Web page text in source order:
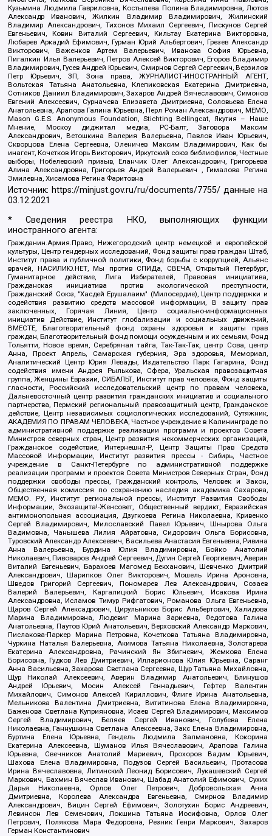
Кузьмина Людмила Гавриловна, Костылева Полина Владимировна, Лютов
Александр Иванович, Жилкин Владимир Владимирович, Жилинский
Владимир Александрович, Тихонов Михаил Сергеевич, Пискунов Сергей
Евгеньевич, Ковин Виталий Сергеевич, Кильтау Екатерина Викторовна,
Любарев Аркадий Ефимович, Гурман Юрий Альбертович, Грезев Александр
Викторович, Важенков Артем Валерьевич, Иванова София Юрьевна,
Пигалкин Илья Валерьевич, Петров Алексей Викторович, Егоров Владимир
Владимирович, Гусев Андрей Юрьевич, Смирнов Сергей Сергеевич, Верзилов
Петр Юрьевич, ЗП, Зона права, ЖУРНАЛИСТ-ИНОСТРАННЫЙ АГЕНТ,
Вольтская Татьяна Анатольевна, Клепиковская Екатерина Дмитриевна,
Сотников Даниил Владимирович, Захаров Андрей Вячеславович, Симонов
Евгений Алексеевич, Сурначева Елизавета Дмитриевна, Соловьева Елена
Анатольевна, Арапова Галина Юрьевна, Перл Роман Александрович, МЕМО,
Mason G.E.S. Anonymous Foundation, Stichting Bellingcat, Якутия – Наше
Мнение, Москоу диджитал медиа, РС-Балт, Заговора Максим
Александрович, Ветошкина Валерия Валерьевна, Павлов Иван Юрьевич,
Скворцова Елена Сергеевна, Оленичев Максим Владимирович, Как бы
инагент, Кочетков Игорь Викторович, Иркутский союз библиофилов, Честные
выборы, Нобелевский призыв, Еланчик Олег Александрович, Григорьева
Алина Александровна, Григорьев Андрей Валерьевич , Гималова Регина
Эмилевна, Хисамова Регина Фаритовна
Источник: https://minjust.gov.ru/ru/documents/7755/ данные на
03.12.2021
* Сведения реестра НКО, выполняющих функции
иностранного агента:
Гражданин.Армия.Право, Нижегородский центр немецкой и европейской
культуры, Центр гендерных исследований, Фонд защиты прав граждан Штаб,
Институт права и публичной политики, Фонд борьбы с коррупцией, Альянс
врачей, НАСИЛИЮ.НЕТ, Мы против СПИДа, СВЕЧА, Открытый Петербург,
Гуманитарное действие, Лига Избирателей, Правовая инициатива,
Гражданская инициатива против экологической преступности,
Гражданский Союз, "Хасдей Ерушалаим" (Милосердие), Центр поддержки и
содействия развитию средств массовой информации, В защиту прав
заключенных, Горячая Линия, Центр социально-информационных
инициатив Действие, Институт глобализации и социальных движений,
ВМЕСТЕ, Благотворительный фонд охраны здоровья и защиты прав
граждан, Благотворительный фонд помощи осужденным и их семьям, Фонд
Тольятти, Новое время, Серебряная тайга, Так-Так-Так, центр Сова, центр
Анна, Проект Апрель, Самарская губерния, Эра здоровья, Мемориал,
Аналитический Центр Юрия Левады, Издательство Парк Гагарина, Фонд
содействия имени Андрея Рылькова, Сфера, Уральская правозащитная
группа, Женщины Евразии, СИБАЛЬТ, Институт прав человека, Фонд защиты
гласности, Российский исследовательский центр по правам человека,
Дальневосточный центр развития гражданских инициатив и социального
партнерства, Пермский региональный правозащитный центр, Гражданское
действие, Центр независимых социологических исследований, Сутяжник,
АКАДЕМИЯ ПО ПРАВАМ ЧЕЛОВЕКА, Частное учреждение в Калининграде по
административной поддержке реализации программ и проектов Совета
Министров северных стран, Центр развития некоммерческих организаций,
Гражданское содействие, Интернешнл-Р, Центр Защиты Прав Средств
Массовой Информации, Институт развития прессы - Сибирь, Частное
учреждение в Санкт-Петербурге по административной поддержке
реализации программ и проектов Совета Министров Северных Стран, Фонд
поддержки свободы прессы, Гражданский контроль, Человек и Закон,
Общественная комиссия по сохранению наследия академика Сахарова,
МЕМО. РУ, Институт региональной прессы, Институт Развития Свободы
Информации, Экозащита!-Женсовет, Общественный вердикт, Евразийская
антимонопольная ассоциация, Дзугкоева Регина Николаевна, Кривенко
Сергей Владимирович, Милославский Павел Юрьевич, Шнырова Ольга
Вадимовна, Чанышева Лилия Айратовна, Сидорович Ольга Борисовна,
Туровский Александр Алексеевич, Васильева Анастасия Евгеньевна, Ривина
Анна Валерьевна, Бурдина Юлия Владимировна, Бойко Анатолий
Николаевич, Пивоваров Андрей Сергеевич, Дугин Сергей Георгиевич, Аверин
Виталий Евгеньевич, Барахоев Магомед Бекханович, Шевченко Дмитрий
Александрович, Шарипков Олег Викторович, Мошель Ирина Ароновна,
Шведов Григорий Сергеевич, Пономарев Лев Александрович, Созаев
Валерий Валерьевич, Каргалицкий Борис Юльевич, Исакова Ирина
Александровна, Исламов Тимур Рифгатович, Романова Ольга Евгеньевна,
Щаров Сергей Алексадрович, Цирульников Борис Альбертович, Халидова
Марина Владимировна, Людевиг Марина Зариевна, Федотова Галина
Анатольевна, Паутов Юрий Анатольевич, Верховский Александр Маркович,
Пислакова-Паркер Марина Петровна, Кочеткова Татьяна Владимировна,
Чуркина Наталья Валерьевна, Акимова Татьяна Николаевна, Золотарева
Екатерина Александровна, Рачинский Ян Збигневич, Жемкова Елена
Борисовна, Гудков Лев Дмитриевич, Илларионова Юлия Юрьевна, Саранг
Анна Васильевна, Захарова Светлана Сергеевна, Щур Татьяна Михайловна,
Щур Николай Алексеевич, Аверин Владимир Анатольевич, Блинушов
Андрей Юрьевич, Мосин Алексей Геннадьевич, Гефтер Валентин
Михайлович, Симонов Алексей Кириллович, Флиге Ирина Анатольевна,
Мельникова Валентина Дмитриевна, Вититинова Елена Владимировна,
Баженова Светлана Куприяновна, Исаев Сергей Владимирович, Максимов
Сергей Владимирович, Беляев Сергей Иванович, Голубева Елена
Николаевна, Ганнушкина Светлана Алексеевна, Закс Елена Владимировна,
Буртина Елена Юрьевна, Гендель Людмила Залмановна, Кокорина
Екатерина Алексеевна, Шуманов Илья Вячеславович, Арапова Галина
Юрьевна, Свечников Анатолий Мариевич, Прохоров Вадим Юрьевич,
Шахова Елена Владимировна, Подузов Сергей Васильевич, Протасова
Ирина Вячеславовна, Литинский Леонид Борисович, Лукашевский Сергей
Маркович, Бахмин Вячеслав Иванович, Шабад Анатолий Ефимович, Сухих
Дарья Николаевна, Орлов Олег Петрович, Добровольская Анна
Дмитриевна, Королева Александра Евгеньевна, Смирнов Владимир
Александрович, Вицин Сергей Ефимович, Золотухин Борис Андреевич,
Левинсон Лев Семенович, Локшина Татьяна Иосифовна, Орлов Олег
Петрович, Полякова Мара Федоровна, Резник Генри Маркович, Захаров
Герман Константинович